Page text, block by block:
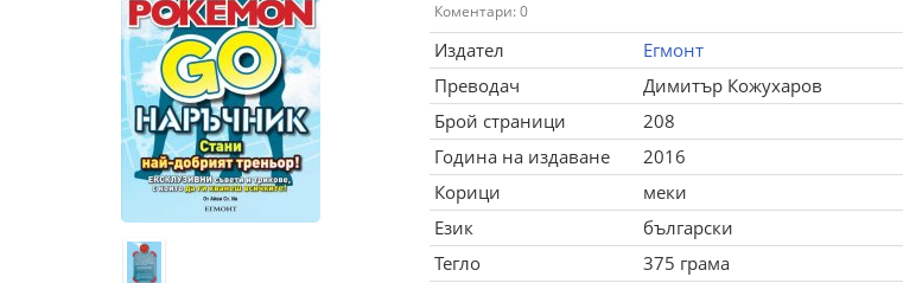
Коментари: 0
Издател
Егмонт
Преводач
Димитър Кожухаров
Брой страници
208
Година на издаване
2016
Корици
меки
Език
български
Тегло
375 грама